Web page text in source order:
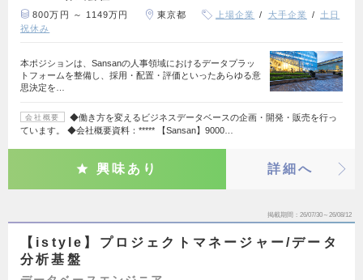
800万円 ～ 1149万円 東京都 上場企業 大手企業
土日
祝休み
本ポジションは、Sansanの人事領域におけるデータプラッ
トフォームを整備し、採用・配置・評価といったあらゆる意
思決定を…
会社概要
◆働き方を変えるビジネスデータベースの企画・開発・販売を行っ
ています。 ◆会社概要資料：***** 【Sansan】9000…
興味あり 詳細へ
掲載期間 26/07/30～26/08/12
【istyle】プロジェクトマネージャー/データ
分析基盤